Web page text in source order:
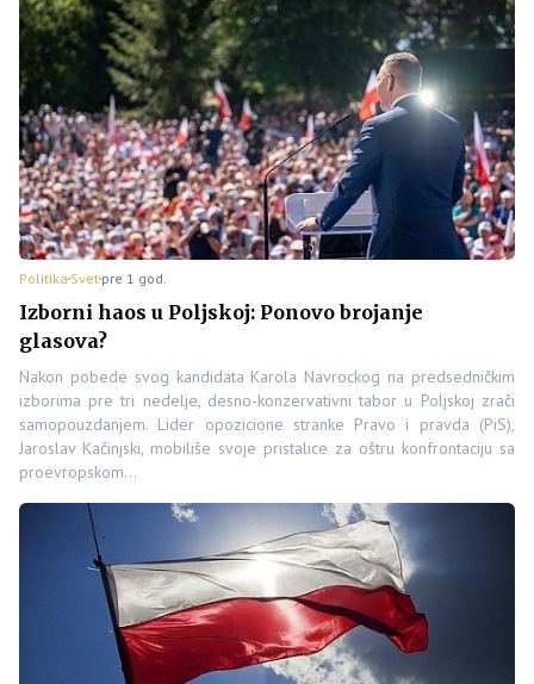
Politika Svet pre 1 god.
Izborni haos u Poljskoj: Ponovo brojanje
glasova?
Nakon pobede svog kandidata Karola Navrockog na predsedničkim
izborima pre tri nedelje, desno-konzervativni tabor u Poljskoj zrači
samopouzdanjem. Lider opozicione stranke Pravo i pravda (PiS),
Jaroslav Kačinjski, mobiliše svoje pristalice za oštru konfrontaciju sa
proevropskom…